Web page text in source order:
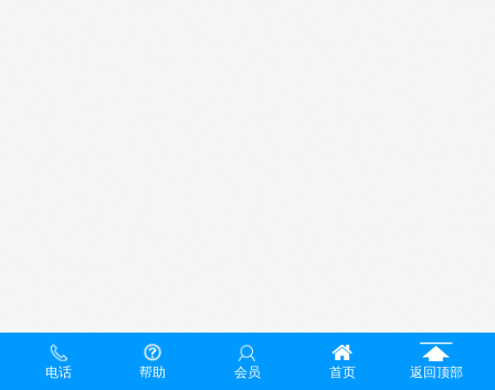
电话 帮助 会员 首页 返回顶部